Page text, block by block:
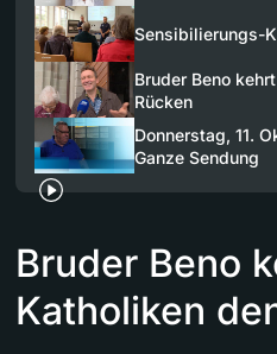
Sensibilierungs-
Bruder Beno
Rücken
Donnerstag, 11.
Ganze Sendung
Bruder Beno
Katholiken